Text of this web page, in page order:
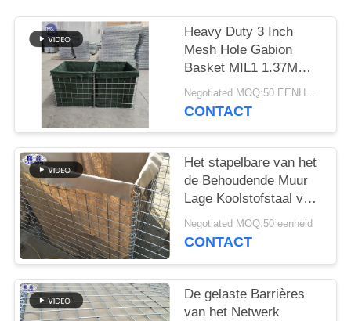
Heavy Duty 3 Inch
Mesh Hole Gabion
Basket MIL1 1.37M
High Hesco Barrier
Welded Gabion Box
Negotiated MOQ:50 EENHEID
CONTACT
Het stapelbare van het
de Behoudende Muur
Lage Koolstofstaal van
Vloedcontro Materiaal
van de het Ijzerdraad
Negotiated MOQ:50 eenheid
CONTACT
De gelaste Barrières
van het Netwerk